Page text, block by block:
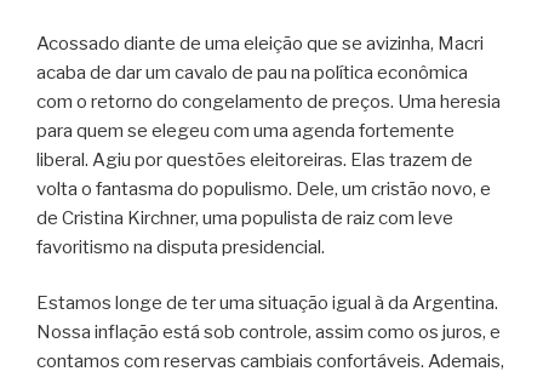
Acossado diante de uma eleição que se avizinha, Macri
acaba de dar um cavalo de pau na política econômica
com o retorno do congelamento de preços. Uma heresia
para quem se elegeu com uma agenda fortemente
liberal. Agiu por questões eleitoreiras. Elas trazem de
volta o fantasma do populismo. Dele, um cristão novo, e
de Cristina Kirchner, uma populista de raiz com leve
favoritismo na disputa presidencial.
Estamos longe de ter uma situação igual à da Argentina.
Nossa inflação está sob controle, assim como os juros, e
contamos com reservas cambiais confortáveis. Ademais,